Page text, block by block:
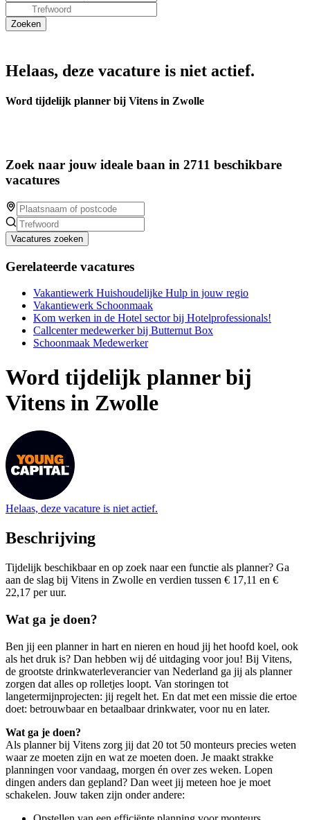
Helaas, deze vacature is niet actief.
Word tijdelijk planner bij Vitens in Zwolle
Zoek naar jouw ideale baan in 2711 beschikbare
vacatures
Vacatures zoeken
Gerelateerde vacatures
Vakantiewerk Huishoudelijke Hulp in jouw regio
Vakantiewerk Schoonmaak
Kom werken in de Hotel sector bij Hotelprofessionals!
Callcenter medewerker bij Butternut Box
Schoonmaak Medewerker
Word tijdelijk planner bij
Vitens in Zwolle
Helaas, deze vacature is niet actief.
Beschrijving
Tijdelijk beschikbaar en op zoek naar een functie als planner? Ga
aan de slag bij Vitens in Zwolle en verdien tussen € 17,11 en €
22,17 per uur.
Wat ga je doen?
Ben jij een planner in hart en nieren en houd jij het hoofd koel, ook
als het druk is? Dan hebben wij dé uitdaging voor jou! Bij Vitens,
de grootste drinkwaterleverancier van Nederland ga jij als planner
zorgen dat alles op rolletjes loopt. Van storingen tot
langetermijnprojecten: jij regelt het. En dat met een missie die ertoe
doet: betrouwbaar en betaalbaar drinkwater, voor nu en later.
Wat ga je doen?
Als planner bij Vitens zorg jij dat 20 tot 50 monteurs precies weten
waar ze moeten zijn en wat ze moeten doen. Je maakt strakke
planningen voor vandaag, morgen én over zes weken. Lopen
dingen anders dan gepland? Dan weet jij meteen hoe je moet
schakelen. Jouw taken zijn onder andere: